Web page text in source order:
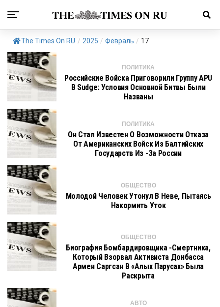
The Times On RU / 2025 / Февраль / 17
ПОЛИТИКА
Российские Войска Приговорили Группу APU
В Sudge: Условия Основной Битвы Были
Названы
ПОЛИТИКА
Он Стал Известен О Возможности Отказа
От Американских Войск Из Балтийских
Государств Из -за России
ОБЩЕСТВО
Молодой Человек Утонул В Неве, Пытаясь
Накормить Уток
ОБЩЕСТВО
Биография Бомбардировщика -смертника,
Который Взорвал Активиста Донбасса
Армен Саргсан В «алых Парусах» Была
Раскрыта
АВТО